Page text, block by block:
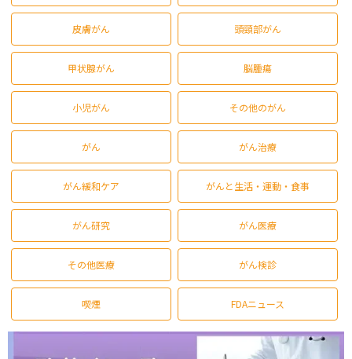
皮膚がん 頭頸部がん
甲状腺がん 脳腫瘍
小児がん その他のがん
がん がん治療
がん緩和ケア がんと生活・運動・食事
がん研究 がん医療
その他医療 がん検診
喫煙 FDAニュース